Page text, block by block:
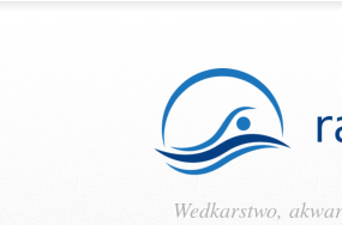
Wedkarstwo,